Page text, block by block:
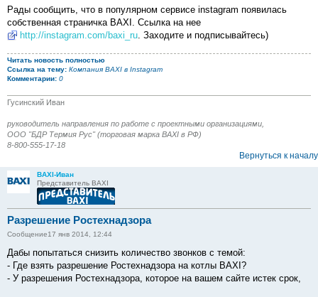
Рады сообщить, что в популярном сервисе instagram появилась
собственная страничка BAXI. Ссылка на нее
http://instagram.com/baxi_ru. Заходите и подписывайтесь)
Читать новость полностью
Ссылка на тему: Компания BAXI в Instagram
Комментарии: 0
Гусинский Иван
руководитель направления по работе с проектными организациями,
ООО "БДР Термия Рус" (торговая марка BAXI в РФ)
8-800-555-17-18
Вернуться к началу
BAXI-Иван
Представитель BAXI
Разрешение Ростехнадзора
Сообщение17 янв 2014, 12:44
Дабы попытаться снизить количество звонков с темой:
- Где взять разрешение Ростехнадзора на котлы BAXI?
- У разрешения Ростехнадзора, которое на вашем сайте истек срок,